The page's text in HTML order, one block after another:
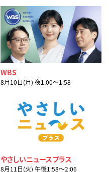
WBS
8月10日(月) 夜1:00〜1:58
やさしいニュースプラス
8月11日(火) 午後1:58〜2:06